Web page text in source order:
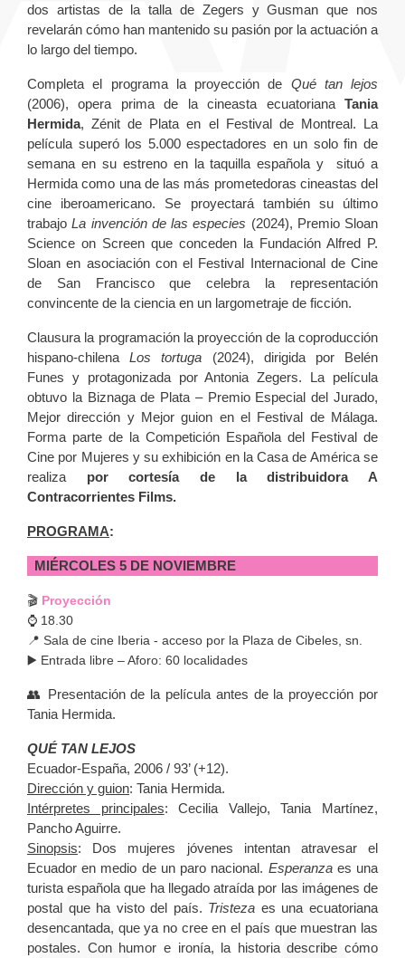
dos artistas de la talla de Zegers y Gusman que nos
revelarán cómo han mantenido su pasión por la actuación a
lo largo del tiempo.
Completa el programa la proyección de Qué tan lejos
(2006), opera prima de la cineasta ecuatoriana Tania
Hermida, Zénit de Plata en el Festival de Montreal. La
película superó los 5.000 espectadores en un solo fin de
semana en su estreno en la taquilla española y situó a
Hermida como una de las más prometedoras cineastas del
cine iberoamericano. Se proyectará también su último
trabajoLa invención de las especies (2024), Premio Sloan
Science on Screen que conceden la Fundación Alfred P.
Sloan en asociación con el Festival Internacional de Cine
de San Francisco que celebra la representación
convincente de la ciencia en un largometraje de ficción.
Clausura la programación la proyección de la coproducción
hispano-chilenaLos tortuga (2024), dirigida por Belén
Funes y protagonizada por Antonia Zegers. La película
obtuvo la Biznaga de Plata – Premio Especial del Jurado,
Mejor dirección y Mejor guion en el Festival de Málaga.
Forma parte de la Competición Española del Festival de
Cine por Mujeres y su exhibición en la Casa de América se
realiza por cortesía de la distribuidora A
Contracorrientes Films.
PROGRAMA:
MIÉRCOLES 5 DE NOVIEMBRE
🎬 Proyección
⌚️ 18.30
📍 Sala de cine Iberia - acceso por la Plaza de Cibeles, sn.
▶️ Entrada libre – Aforo: 60 localidades
👥 Presentación de la película antes de la proyección por
Tania Hermida.
QUÉ TAN LEJOS
Ecuador-España, 2006 / 93’ (+12).
Dirección y guion: Tania Hermida.
Intérpretes principales: Cecilia Vallejo, Tania Martínez,
Pancho Aguirre.
Sinopsis:
Dos mujeres jóvenes intentan atravesar el
Ecuador en medio de un paro nacional. Esperanza es una
turista española que ha llegado atraída por las imágenes de
postal que ha visto del país. Tristeza es una ecuatoriana
desencantada, que ya no cree en el país que muestran las
postales. Con humor e ironía, la historia describe cómo